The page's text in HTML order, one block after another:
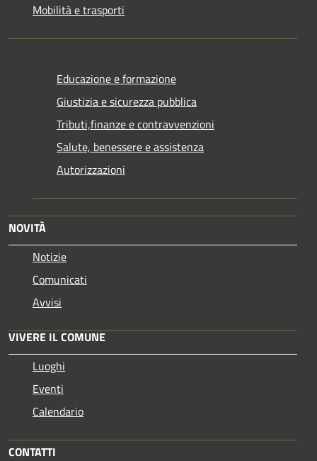
Mobilità e trasporti
Educazione e formazione
Giustizia e sicurezza pubblica
Tributi,finanze e contravvenzioni
Salute, benessere e assistenza
Autorizzazioni
NOVITÀ
Notizie
Comunicati
Avvisi
VIVERE IL COMUNE
Luoghi
Eventi
Calendario
CONTATTI